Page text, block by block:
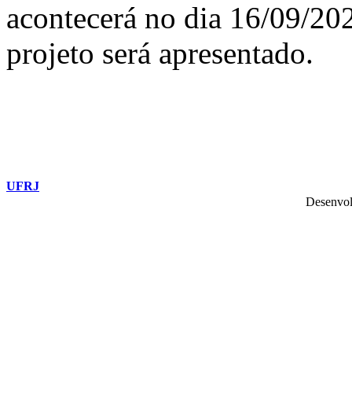
acontecerá no dia 16/09/
projeto será apresentado.
UFRJ